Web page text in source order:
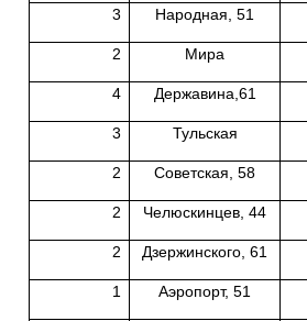
3 Народная, 51
2 Мира
4 Державина,61
3 Тульская
2 Советская, 58
2 Челюскинцев, 44
2 Дзержинского, 61
1 Аэропорт, 51